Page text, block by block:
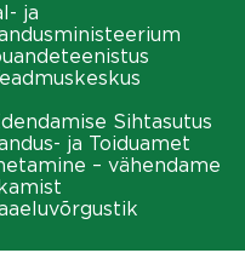
ja
Sihtasutus
ja Toiduamet
– vähendame